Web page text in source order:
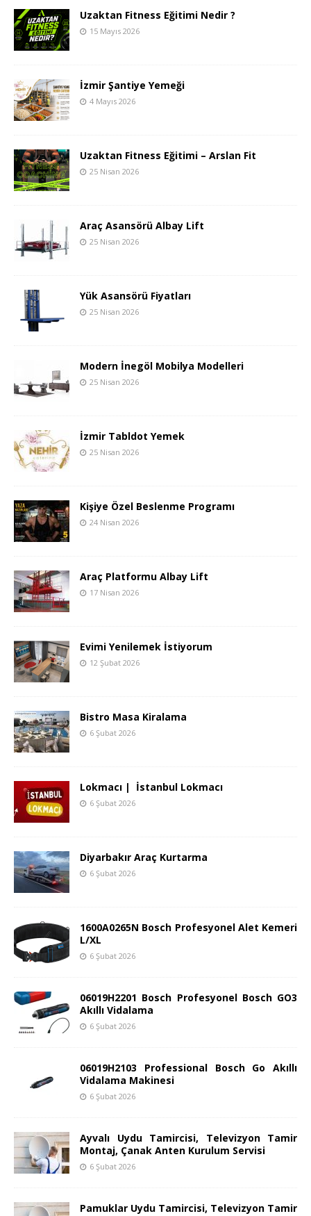
Uzaktan Fitness Eğitimi Nedir ?
15 Mayıs 2026
İzmir Şantiye Yemeği
4 Mayıs 2026
Uzaktan Fitness Eğitimi – Arslan Fit
25 Nisan 2026
Araç Asansörü Albay Lift
25 Nisan 2026
Yük Asansörü Fiyatları
25 Nisan 2026
Modern İnegöl Mobilya Modelleri
25 Nisan 2026
İzmir Tabldot Yemek
25 Nisan 2026
Kişiye Özel Beslenme Programı
24 Nisan 2026
Araç Platformu Albay Lift
17 Nisan 2026
Evimi Yenilemek İstiyorum
12 Şubat 2026
Bistro Masa Kiralama
6 Şubat 2026
Lokmacı | İstanbul Lokmacı
6 Şubat 2026
Diyarbakır Araç Kurtarma
6 Şubat 2026
1600A0265N Bosch Profesyonel Alet Kemeri
L/XL
6 Şubat 2026
06019H2201 Bosch Profesyonel Bosch GO3
Akıllı Vidalama
6 Şubat 2026
06019H2103 Professional Bosch Go Akıllı
Vidalama Makinesi
6 Şubat 2026
Ayvalı Uydu Tamircisi, Televizyon Tamir
Montaj, Çanak Anten Kurulum Servisi
6 Şubat 2026
Pamuklar Uydu Tamircisi, Televizyon Tamir